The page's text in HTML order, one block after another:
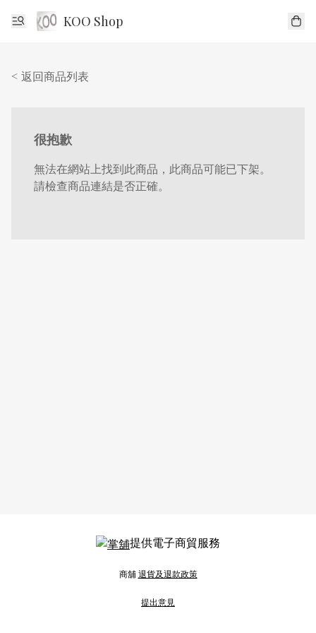
KOO Shop
< 返回商品列表
很抱歉
無法在網站上找到此商品，此商品可能已下架。
請檢查商品連結是否正確。
提供電子商貿服務
商舖退貨及退款政策
提出意見